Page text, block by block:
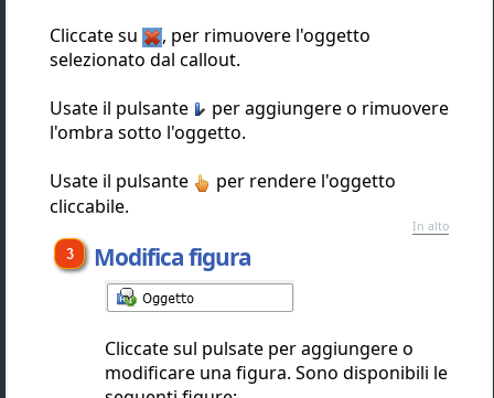
Cliccate su
, per rimuovere l'oggetto
selezionato dal callout.
Usate il pulsante
per aggiungere o rimuovere
l'ombra sotto l'oggetto.
Usate il pulsante
per rendere l'oggetto
cliccabile.
In alto
Modifica figura
Cliccate sul pulsate per aggiungere o
modificare una figura. Sono disponibili le